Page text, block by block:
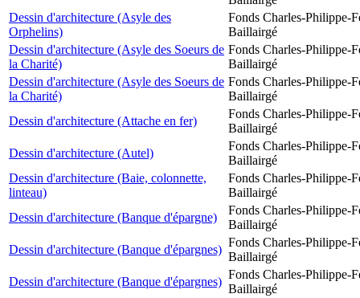
Dessin d'architecture (Asyle des
Orphelins)
Fonds Charles-Philippe-
Baillairgé
Dessin d'architecture (Asyle des Soeurs de
la Charité)
Fonds Charles-Philippe-
Baillairgé
Dessin d'architecture (Asyle des Soeurs de
la Charité)
Fonds Charles-Philippe-
Baillairgé
Dessin d'architecture (Attache en fer)
Fonds Charles-Philippe-
Baillairgé
Dessin d'architecture (Autel)
Fonds Charles-Philippe-
Baillairgé
Dessin d'architecture (Baie, colonnette,
linteau)
Fonds Charles-Philippe-
Baillairgé
Dessin d'architecture (Banque d'épargne)
Fonds Charles-Philippe-
Baillairgé
Dessin d'architecture (Banque d'épargnes)
Fonds Charles-Philippe-
Baillairgé
Dessin d'architecture (Banque d'épargnes)
Fonds Charles-Philippe-
Baillairgé